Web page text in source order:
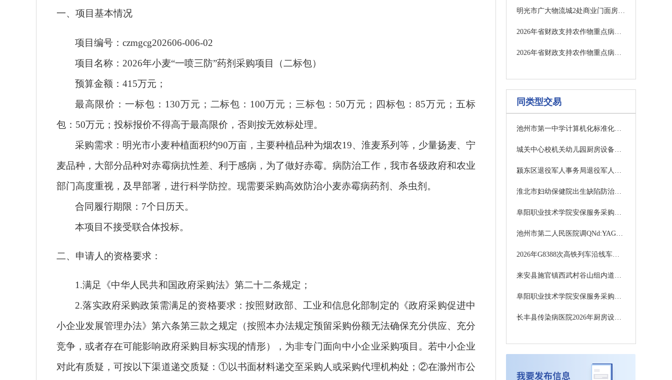
一、项目基本情况
项目编号：czmgcg202606-006-02
项目名称： 2026年小麦“一喷三防”药剂采购项目（二标包）
预算金额：415万元；
最高限价 ：一标包： 130万元；二标包：100万元；三标包：50万元；四标包：85万元；五标
包：50万元；投标报价不得高于最高限价，否则按无效标处理。
采购需求： 明光市小麦种植面积约90万亩，主要种植品种为烟农19、淮麦系列等，少量扬麦、宁
麦品种，大部分品种对赤霉病抗性差、利于感病，为了做好赤霉。病防治工作，我市各级政府和农业
部门高度重视，及早部署，进行科学防控。现需要采购高效防治小麦赤霉病药剂、杀虫剂。
合同履行期限： 7个日历天。
本项目不接受联合体投标。
二、申请人的资格要求：
1.满足《中华人民共和国政府采购法》第二十二条规定；
2.落实政府采购政策需满足的资格要求：按照财政部、工业和信息化部制定的《政府采购促进中
小企业发展管理办法》第六条第三款之规定（按照本办法规定预留采购份额无法确保充分供应、充分
竞争，或者存在可能影响政府采购目标实现的情形），为非专门面向中小企业采购项目。若中小企业
对此有质疑，可按以下渠道递交质疑：①以书面材料递交至采购人或采购代理机构处；②在滁州市公
明光市广大物流城2处商业门面房项目交易公告
2026年省财政支持农作物重点病虫害小麦赤霉病防控药剂采购项目（二标包）终止公告
2026年省财政支持农作物重点病虫害小麦赤霉病防控药剂采购项目（四标包）终止公告
同类型交易
池州市第一中学计算机化标准化考场建设招标公告
城关中心校机关幼儿园厨房设备采购项目公开招标公告
颍东区退役军人事务局退役军人培训学校采购项目竞争性磋商公告
淮北市妇幼保健院出生缺陷防治重点实验室场地改造项目更正公告
阜阳职业技术学院安保服务采购项目二包公开招标公告
池州市第二人民医院调QNd:YAG激光治疗机等采购项目（第二次）招标公告
2026年G8388次高铁列车沿线车站广告投放项目（三次）竞争性磋商公告
来安县施官镇西武村谷山组内道路硬化工程竞争性磋商公告
阜阳职业技术学院安保服务采购项目一包公开招标公告
长丰县传染病医院2026年厨房设备采购（二次）公开招标公告